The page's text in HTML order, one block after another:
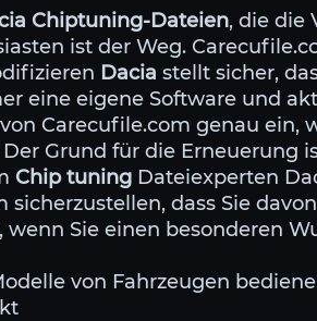
Chiptuning-Dateien, die die
ist der Weg.
Dacia stellt sicher,
eine eigene Software und
Carecufile.com genau ein,
Grund für die Erneuerung
Chip tuning Dateiexperten
dass Sie
Sie einen besonderen
von Fahrzeugen